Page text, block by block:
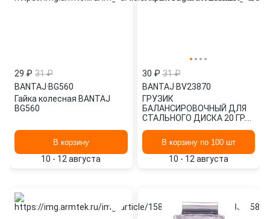
29 ₽ 31 ₽
BANTAJ·BG560
Гайка колесная BANTAJ
BG560
В корзину
10 - 12 августа
30 ₽ 31 ₽
BANTAJ·BV23870
ГРУЗИК
БАЛАНСИРОВОЧНЫЙ ДЛЯ
СТАЛЬНОГО ДИСКА 20 ГР.
BANTAJ BV23870
В корзину по 100 шт
10 - 12 августа